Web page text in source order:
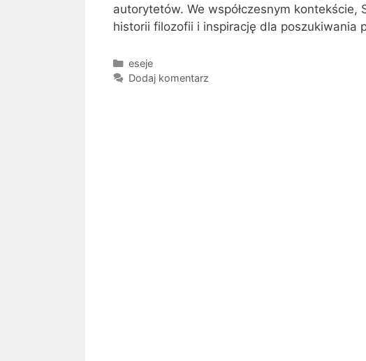
autorytetów. We współczesnym
historii filozofii i inspirację dla poszukiwania
Kategorie
eseje
Dodaj komentarz